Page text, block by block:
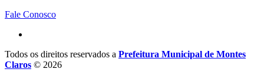
Fale Conosco
Todos os direitos reservados a Prefeitura Municipal de Montes
Claros © 2026